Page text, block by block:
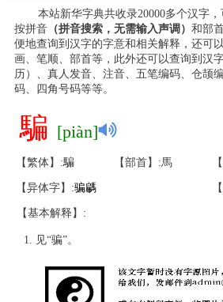
本站新华字典共收录20000多个汉字
按拼音（拼音搜索，无需输入声调） 和部
便地查询到汉字的字意和相关解释，还可
画、笔顺、部首等，此外还可以查询到汉
历）、真人发音、注音、五笔编码、仓颉
码、四角号码等等。
騙 [piàn]
【繁体】:騙 【部首】:馬
【异体字】:骗騗
【基本解释】:
见“骗”。